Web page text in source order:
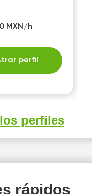
MXN/h
perfil
perfiles
rápidos